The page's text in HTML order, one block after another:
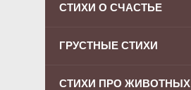
СТИХИ О СЧАСТЬЕ
ГРУСТНЫЕ СТИХИ
СТИХИ ПРО ЖИВОТНЫХ